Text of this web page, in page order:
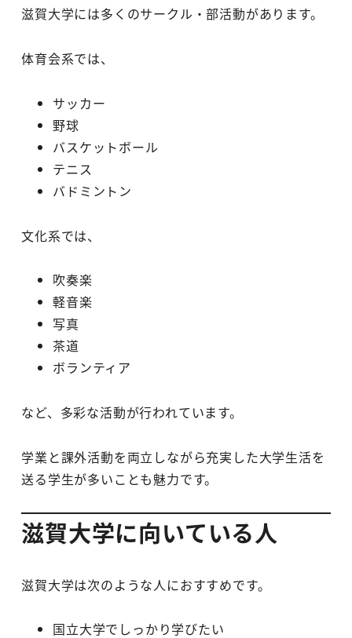
滋賀大学には多くのサークル・部活動があります。
体育会系では、
サッカー
野球
バスケットボール
テニス
バドミントン
文化系では、
吹奏楽
軽音楽
写真
茶道
ボランティア
など、多彩な活動が行われています。
学業と課外活動を両立しながら充実した大学生活を
送る学生が多いことも魅力です。
滋賀大学に向いている人
滋賀大学は次のような人におすすめです。
国立大学でしっかり学びたい